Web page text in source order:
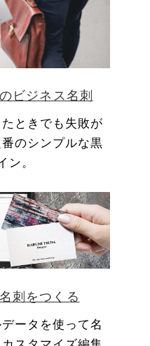
ビジネス名刺
ときでも失敗が
のシンプルな黒
ン。
刺をつくる
ータを使って名